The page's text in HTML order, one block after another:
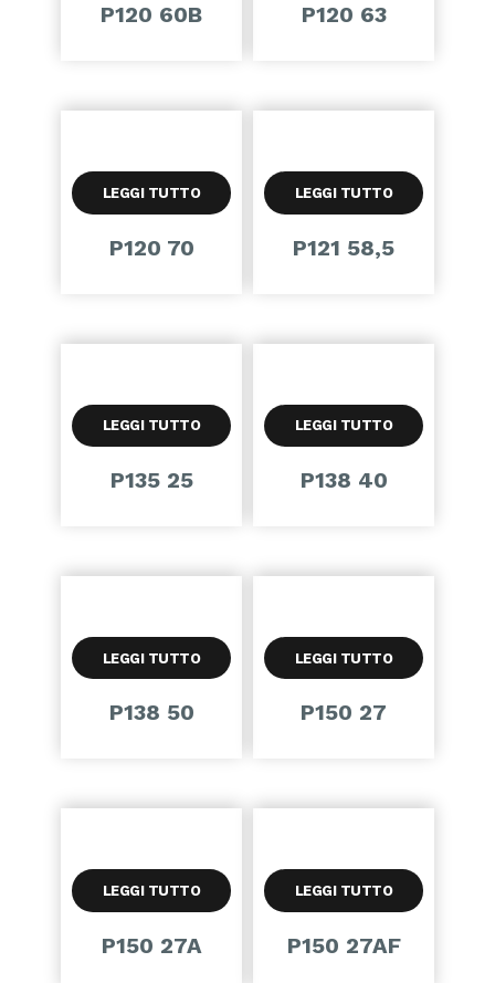
P120 60B P120 63
LEGGI TUTTO
P120 70
LEGGI TUTTO
P121 58,5
LEGGI TUTTO
P135 25
LEGGI TUTTO
P138 40
LEGGI TUTTO
P138 50
LEGGI TUTTO
P150 27
LEGGI TUTTO
P150 27A
LEGGI TUTTO
P150 27AF